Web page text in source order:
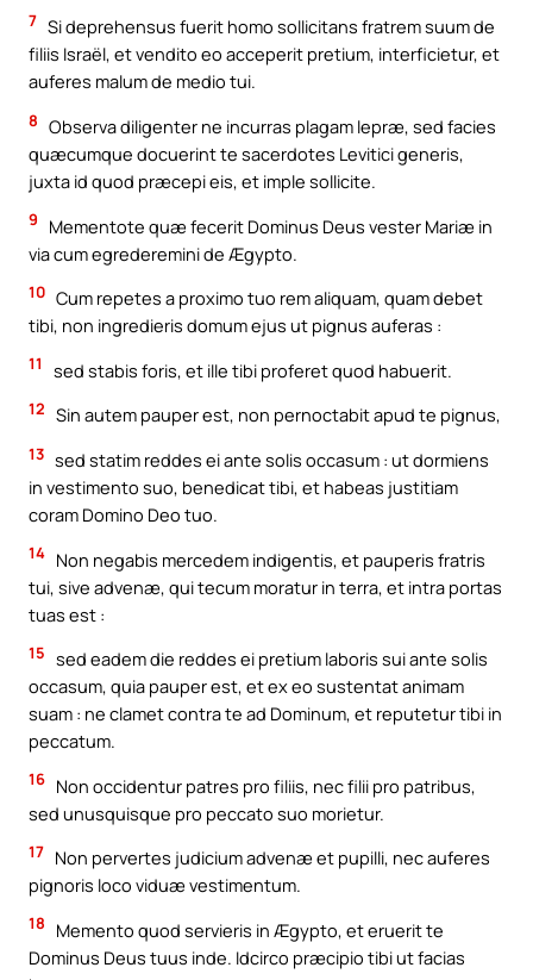
7 Si deprehensus fuerit homo sollicitans fratrem suum de
filiis Israël, et vendito eo acceperit pretium, interficietur, et
auferes malum de medio tui.
8 Observa diligenter ne incurras plagam lepræ, sed facies
quæcumque docuerint te sacerdotes Levitici generis,
juxta id quod præcepi eis, et imple sollicite.
9
Mementote quæ fecerit Dominus Deus vester Mariæ in
via cum egrederemini de Ægypto.
10 Cum repetes a proximo tuo rem aliquam, quam debet
tibi, non ingredieris domum ejus ut pignus auferas :
11 sed stabis foris, et ille tibi proferet quod habuerit.
12 Sin autem pauper est, non pernoctabit apud te pignus,
13 sed statim reddes ei ante solis occasum : ut dormiens
in vestimento suo, benedicat tibi, et habeas justitiam
coram Domino Deo tuo.
14 Non negabis mercedem indigentis, et pauperis fratris
tui, sive advenæ, qui tecum moratur in terra, et intra portas
tuas est :
15 sed eadem die reddes ei pretium laboris sui ante solis
occasum, quia pauper est, et ex eo sustentat animam
suam : ne clamet contra te ad Dominum, et reputetur tibi in
peccatum.
16 Non occidentur patres pro filiis, nec filii pro patribus,
sed unusquisque pro peccato suo morietur.
17 Non pervertes judicium advenæ et pupilli, nec auferes
pignoris loco viduæ vestimentum.
18
Memento quod servieris in Ægypto, et eruerit te
Dominus Deus tuus inde. Idcirco præcipio tibi ut facias